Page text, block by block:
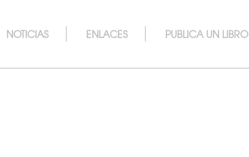
NOTICIAS ENLACES PUBLICA UN LIBRO